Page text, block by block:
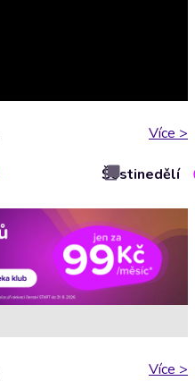
Více >
Šestinedělí
Více >